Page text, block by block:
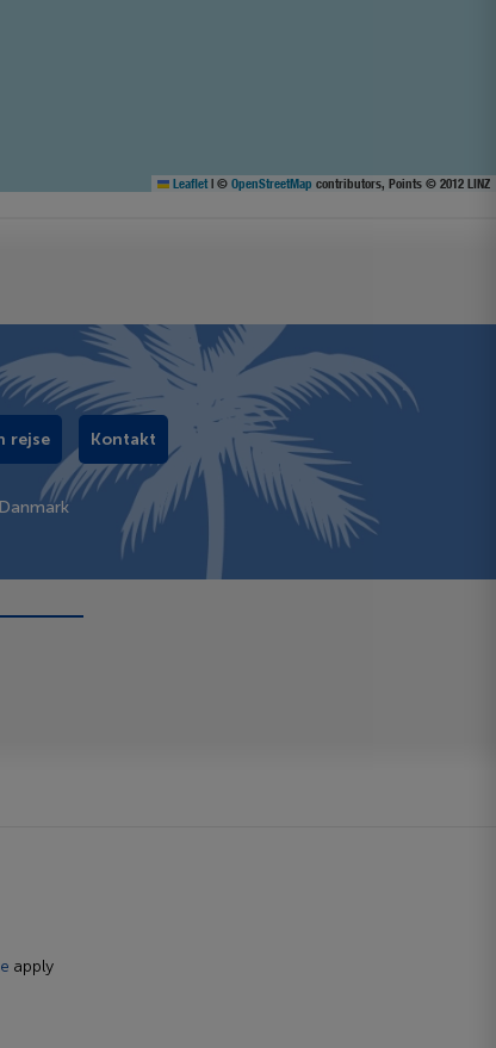
Leaflet | © OpenStreetMap contributors, Points © 2012 LINZ
rejse Kontakt
apply